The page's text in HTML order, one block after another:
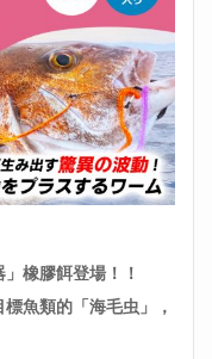
橡膠餌登場！！
魚類的「海毛虫」，